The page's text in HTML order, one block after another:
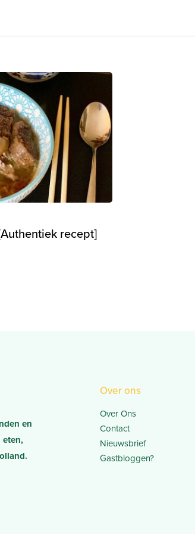
recept]
en
eten,
Over ons
Over Ons
Contact
Nieuwsbrief
Gastbloggen?